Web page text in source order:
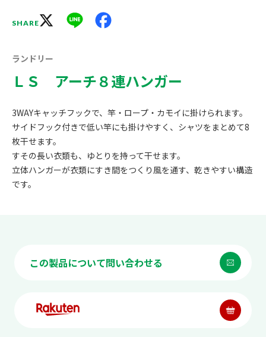
SHARE Line
ランドリー
ＬＳ アーチ８連ハンガー
3WAYキャッチフックで、竿・ロープ・カモイに掛けられます。
サイドフック付きで低い竿にも掛けやすく、シャツをまとめて8
枚干せます。
すその長い衣類も、ゆとりを持って干せます。
立体ハンガーが衣類にすき間をつくり風を通す、乾きやすい構造
です。
この製品について問い合わせる